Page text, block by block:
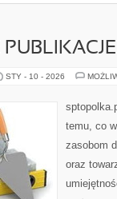
PUBLIKACJE
STY - 10 - 2026
temu, co
zasobom
oraz